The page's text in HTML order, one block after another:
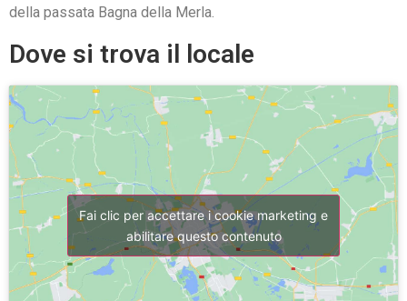
della passata Bagna della Merla.
Dove si trova il locale
Fai clic per accettare i cookie marketing e
abilitare questo contenuto